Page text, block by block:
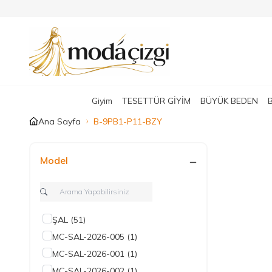
Giyim TESETTÜR GİYİM BÜYÜK BEDEN
Ana Sayfa
B-9PB1-P11-BZY
Model
ŞAL (51)
MC-SAL-2026-005 (1)
MC-SAL-2026-001 (1)